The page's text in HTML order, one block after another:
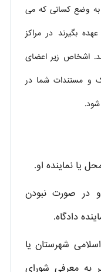
به وضع کسانی که می
بگیرند در مراکز
اشخاص زیر اعضای
و مستندات شما در
یا نماینده او.
و در صورت نبودن
دادگاه.
شهرستان یا
به معرفی شورای